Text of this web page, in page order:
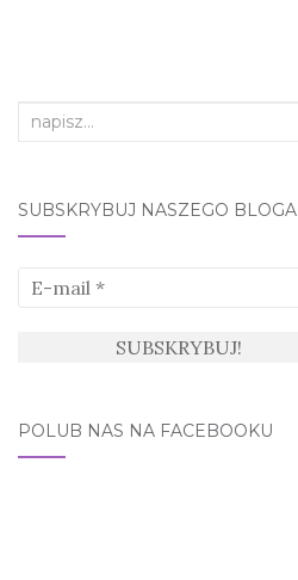
Search
SUBSKRYBUJ NASZEGO BLOGA
POLUB NAS NA FACEBOOKU